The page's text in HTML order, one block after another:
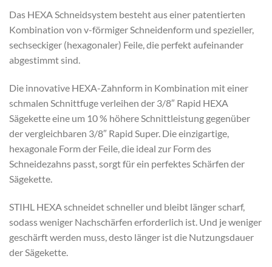
Das HEXA Schneidsystem besteht aus einer patentierten
Kombination von v-förmiger Schneidenform und spezieller,
sechseckiger (hexagonaler) Feile, die perfekt aufeinander
abgestimmt sind.
Die innovative HEXA-Zahnform in Kombination mit einer
schmalen Schnittfuge verleihen der 3/8″ Rapid HEXA
Sägekette eine um 10 % höhere Schnittleistung gegenüber
der vergleichbaren 3/8″ Rapid Super. Die einzigartige,
hexagonale Form der Feile, die ideal zur Form des
Schneidezahns passt, sorgt für ein perfektes Schärfen der
Sägekette.
STIHL HEXA schneidet schneller und bleibt länger scharf,
sodass weniger Nachschärfen erforderlich ist. Und je weniger
geschärft werden muss, desto länger ist die Nutzungsdauer
der Sägekette.